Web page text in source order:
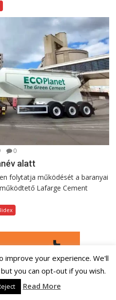
0
alatt
folytatja működését a baranyai
Lafarge Cement
improve your experience. We'll
you can opt-out if you wish.
Read More